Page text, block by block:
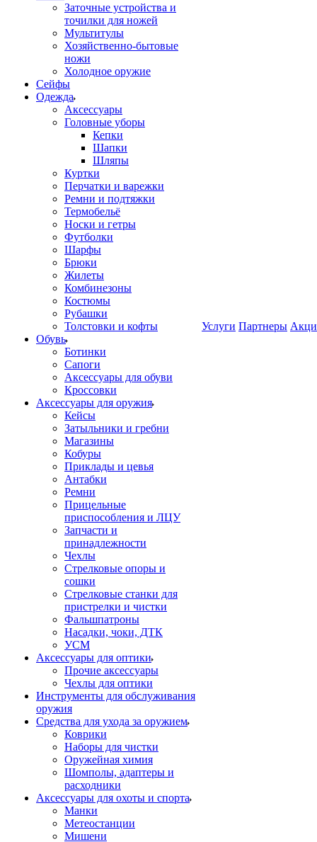
Заточные устройства и
точилки для ножей
Мультитулы
Хозяйственно-бытовые
ножи
Холодное оружие
Сейфы
Одежда
Аксессуары
Головные уборы
Кепки
Шапки
Шляпы
Куртки
Перчатки и варежки
Ремни и подтяжки
Термобельё
Носки и гетры
Футболки
Шарфы
Брюки
Жилеты
Комбинезоны
Костюмы
Рубашки
Толстовки и кофты
Обувь
Ботинки
Сапоги
Аксессуары для обуви
Кроссовки
Аксессуары для оружия
Кейсы
Затыльники и гребни
Магазины
Кобуры
Приклады и цевья
Антабки
Ремни
Прицельные
приспособления и ЛЦУ
Запчасти и
принадлежности
Чехлы
Стрелковые опоры и
сошки
Стрелковые станки для
пристрелки и чистки
Фальшпатроны
Насадки, чоки, ДТК
УСМ
Аксессуары для оптики
Прочие аксессуары
Чехлы для оптики
Инструменты для обслуживания
оружия
Средства для ухода за оружием
Коврики
Наборы для чистки
Оружейная химия
Шомполы, адаптеры и
расходники
Аксессуары для охоты и спорта
Манки
Метеостанции
Мишени
Услуги Партнеры